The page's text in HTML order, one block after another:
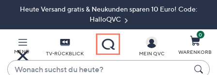
ZumHeute Versand gratis & Neukunden sparen 10 Euro! Code:
HalloQVC
MENÜ TV-RÜCKBLICK
Wonach
MEIN QVC
0
WARENKORB